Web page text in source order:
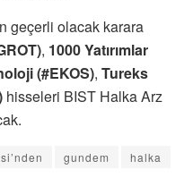
geçerli olacak karara
, 1000 Yatırımlar
(#EKOS), Tureks
hisseleri BIST Halka Arz
gundem
halka